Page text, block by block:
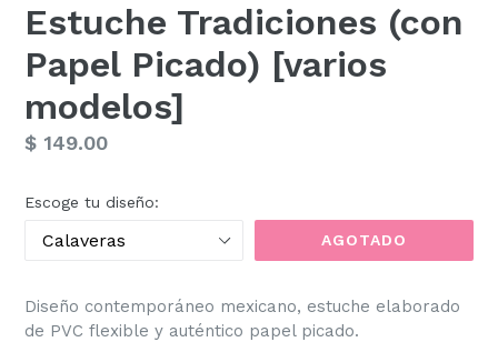
Estuche Tradiciones (con
Papel Picado) [varios
modelos]
Precio
$ 149.00
Escoge tu diseño:
AGOTADO
Diseño contemporáneo mexicano, estuche elaborado
de PVC flexible y auténtico papel picado.